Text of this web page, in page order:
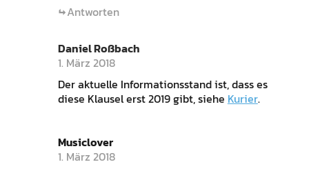
Antworten
Daniel Roßbach
1. März 2018
Der aktuelle Informationsstand ist, dass es
diese Klausel erst 2019 gibt, siehe Kurier.
Musiclover
1. März 2018